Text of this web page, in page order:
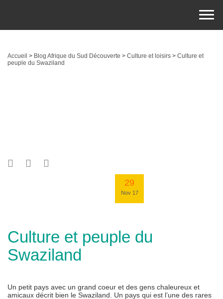
Accueil > Blog Afrique du Sud Découverte > Culture et loisirs > Culture et
peuple du Swaziland
29
Nov 17
Culture et peuple du
Swaziland
Un petit pays avec un grand coeur et des gens chaleureux et
amicaux décrit bien le Swaziland. Un pays qui est l’une des rares